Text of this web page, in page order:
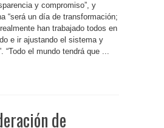
curso
escolar
con
“entusiasmo,
y
compromiso”
y compromiso”, y
“será un día de transformación;
han trabajado todos en
e ir ajustando el sistema y
“Todo el mundo tendrá que ...
de